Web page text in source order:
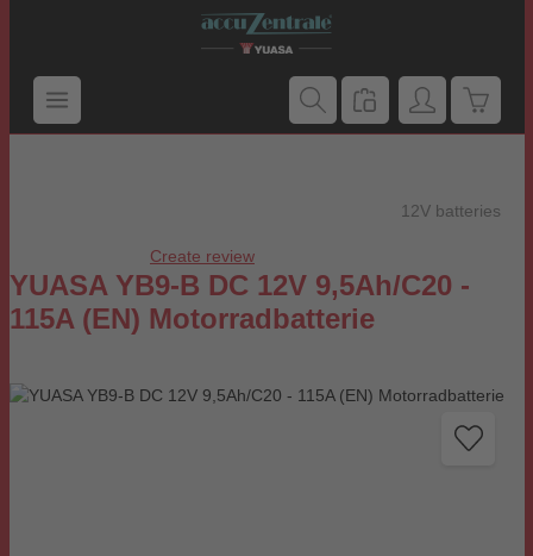
12V batteries
Average rating of 0 out of 5 stars
Create review
YUASA YB9-B DC 12V 9,5Ah/C20 -
115A (EN) Motorradbatterie
Skip image gallery